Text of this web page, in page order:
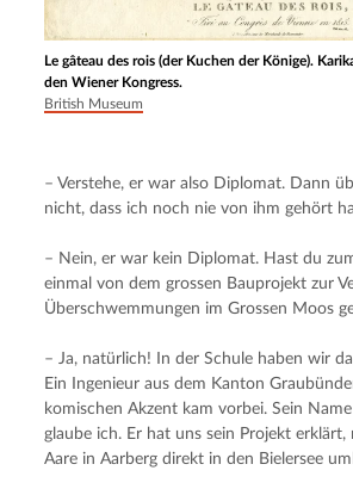
Le gâteau des rois (der Kuchen der Könige).
den Wiener Kongress.
British Museum
– Verstehe, er war also Diplomat. Dann
nicht, dass ich noch nie von ihm gehört
– Nein, er war kein Diplomat. Hast du
einmal von dem grossen Bauprojekt zur
Überschwemmungen im Grossen Moos
– Ja, natürlich! In der Schule haben wir
Ein Ingenieur aus dem Kanton
komischen Akzent kam vorbei. Sein
glaube ich. Er hat uns sein Projekt
Aare in Aarberg direkt in den Bielersee